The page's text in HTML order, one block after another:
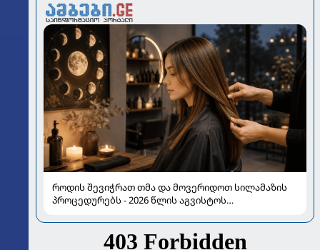
როდის შევიჭრათ თმა და მოვერიდოთ სილამაზის
პროცედურებს - 2026 წლის აგვისტოს